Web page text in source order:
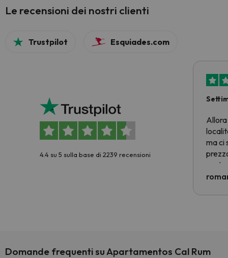
Le recensioni dei nostri clienti
Trustpilot Esquiades.com
4.4 su 5 sulla base di 2239 recensioni
Allora
ma ci
Domande frequenti su Apartamentos Cal Rum